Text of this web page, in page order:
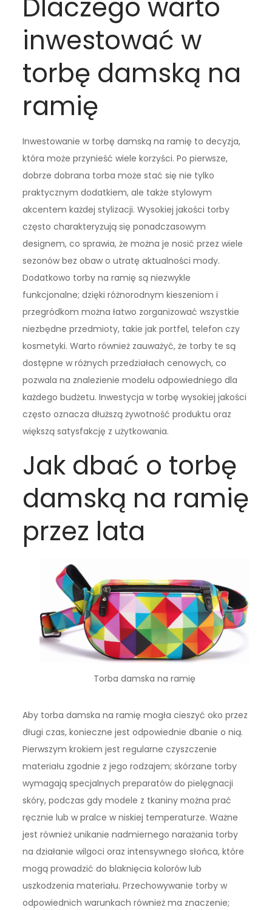
Dlaczego warto
inwestować w
torbę damską na
ramię
Inwestowanie w torbę damską na ramię to decyzja,
która może przynieść wiele korzyści. Po pierwsze,
dobrze dobrana torba może stać się nie tylko
praktycznym dodatkiem, ale także stylowym
akcentem każdej stylizacji. Wysokiej jakości torby
często charakteryzują się ponadczasowym
designem, co sprawia, że można je nosić przez wiele
sezonów bez obaw o utratę aktualności mody.
Dodatkowo torby na ramię są niezwykle
funkcjonalne; dzięki różnorodnym kieszeniom i
przegródkom można łatwo zorganizować wszystkie
niezbędne przedmioty, takie jak portfel, telefon czy
kosmetyki. Warto również zauważyć, że torby te są
dostępne w różnych przedziałach cenowych, co
pozwala na znalezienie modelu odpowiedniego dla
każdego budżetu. Inwestycja w torbę wysokiej jakości
często oznacza dłuższą żywotność produktu oraz
większą satysfakcję z użytkowania.
Jak dbać o torbę
damską na ramię
przez lata
Torba damska na ramię
Aby torba damska na ramię mogła cieszyć oko przez
długi czas, konieczne jest odpowiednie dbanie o nią.
Pierwszym krokiem jest regularne czyszczenie
materiału zgodnie z jego rodzajem; skórzane torby
wymagają specjalnych preparatów do pielęgnacji
skóry, podczas gdy modele z tkaniny można prać
ręcznie lub w pralce w niskiej temperaturze. Ważne
jest również unikanie nadmiernego narażania torby
na działanie wilgoci oraz intensywnego słońca, które
mogą prowadzić do blaknięcia kolorów lub
uszkodzenia materiału. Przechowywanie torby w
odpowiednich warunkach również ma znaczenie;